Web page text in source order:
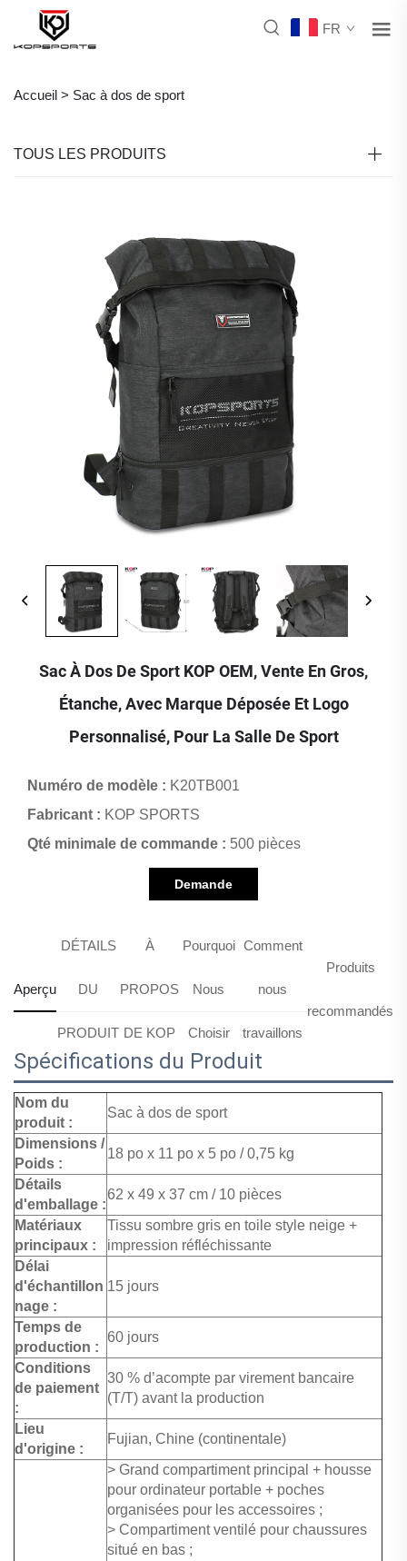
FR
Accueil > Sac à dos de sport
TOUS LES PRODUITS
Sac À Dos De Sport KOP OEM, Vente En Gros,
Étanche, Avec Marque Déposée Et Logo
Personnalisé, Pour La Salle De Sport
Numéro de modèle : K20TB001
Fabricant : KOP SPORTS
Qté minimale de commande : 500 pièces
Demande
Aperçu
DÉTAILS
DU
PRODUIT
À
PROPOS
DE KOP
Pourquoi
Nous
Choisir
Comment
nous
travaillons
Produits
recommandés
Spécifications du Produit
Nom du
produit :
Sac à dos de sport
Dimensions /
Poids :
18 po x 11 po x 5 po / 0,75 kg
Détails
d'emballage :
62 x 49 x 37 cm / 10 pièces
Matériaux
principaux :
Tissu sombre gris en toile style neige +
impression réfléchissante
Délai
d'échantillon
nage :
15 jours
Temps de
production :
60 jours
Conditions
de paiement
:
30 % d’acompte par virement bancaire
(T/T) avant la production
Lieu
d'origine :
Fujian, Chine (continentale)
> Grand compartiment principal + housse
pour ordinateur portable + poches
organisées pour les accessoires ;
> Compartiment ventilé pour chaussures
situé en bas ;